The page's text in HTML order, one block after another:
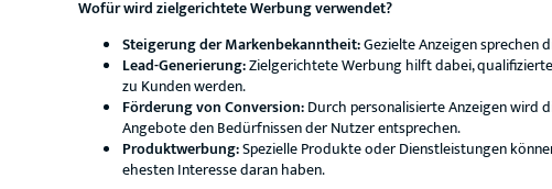
Wofür wird zielgerichtete Werbung verwendet?
Steigerung der Markenbekanntheit:Gezielte Anzeigen sprechen
Lead-Generierung:Zielgerichtete Werbung hilft dabei,
zu Kunden werden.
Förderung von Conversion:Durch personalisierte Anzeigen wird
Angebote den Bedürfnissen der Nutzer entsprechen.
Produktwerbung:Spezielle Produkte oder Dienstleistungen
ehesten Interesse daran haben.